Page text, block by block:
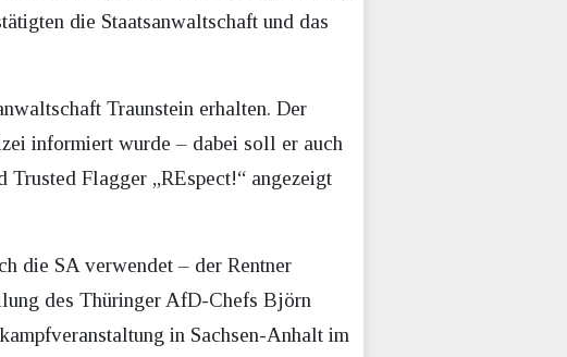
die Staatsanwaltschaft und das
Traunstein erhalten. Der
informiert wurde – dabei soll er auch
Flagger „REspect!“ angezeigt
die SA verwendet – der Rentner
des Thüringer AfD-Chefs Björn
in Sachsen-Anhalt im